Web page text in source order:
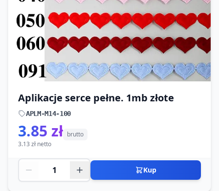
Aplikacje serce pełne. 1mb złote
APLM-M14-100
3.85 zł brutto
3.13 zł netto
Kup